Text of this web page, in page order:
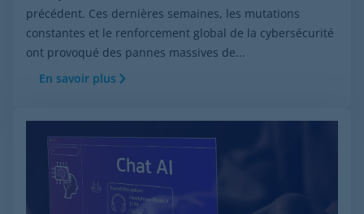
précédent. Ces dernières semaines, les mutations
constantes et le renforcement global de la cybersécurité
ont provoqué des pannes massives de...
En savoir plus